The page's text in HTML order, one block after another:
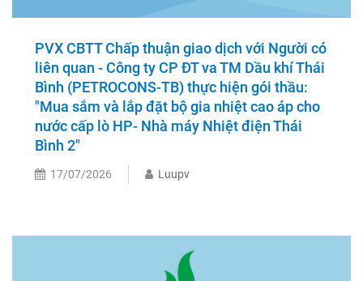
PVX CBTT Chấp thuận giao dịch với Người có
liên quan - Công ty CP ĐT va TM Dầu khí Thái
Bình (PETROCONS-TB) thực hiện gói thầu:
"Mua sắm và lắp đặt bộ gia nhiệt cao áp cho
nước cấp lò HP- Nhà máy Nhiệt điện Thái
Bình 2"
17/07/2026 Luupv